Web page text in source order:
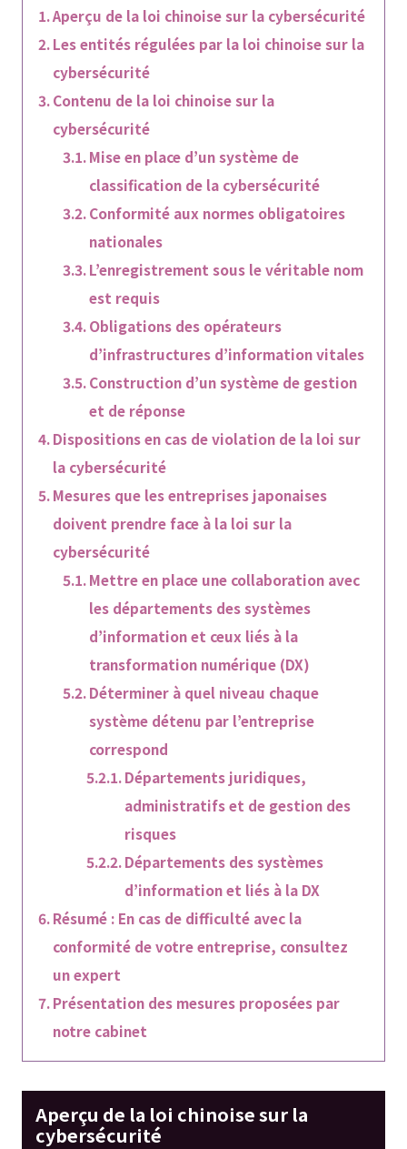
Aperçu de la loi chinoise sur la cybersécurité
Les entités régulées par la loi chinoise sur la
cybersécurité
Contenu de la loi chinoise sur la
cybersécurité
Mise en place d’un système de
classification de la cybersécurité
Conformité aux normes obligatoires
nationales
L’enregistrement sous le véritable nom
est requis
Obligations des opérateurs
d’infrastructures d’information vitales
Construction d’un système de gestion
et de réponse
Dispositions en cas de violation de la loi sur
la cybersécurité
Mesures que les entreprises japonaises
doivent prendre face à la loi sur la
cybersécurité
Mettre en place une collaboration avec
les départements des systèmes
d’information et ceux liés à la
transformation numérique (DX)
Déterminer à quel niveau chaque
système détenu par l’entreprise
correspond
Départements juridiques,
administratifs et de gestion des
risques
Départements des systèmes
d’information et liés à la DX
Résumé : En cas de difficulté avec la
conformité de votre entreprise, consultez
un expert
Présentation des mesures proposées par
notre cabinet
Aperçu de la loi chinoise sur la
cybersécurité